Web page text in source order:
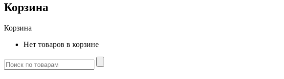
Корзина
Корзина
Нет товаров в корзине